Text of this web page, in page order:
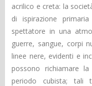
acrilico e creta: la
di ispirazione
spettatore in una
guerre, sangue, corpi
linee nere, evidenti e
possono richiamare
periodo cubista; tali